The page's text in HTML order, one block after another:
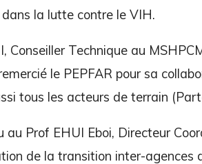
la lutte contre le VIH.
Conseiller Technique au
le PEPFAR pour sa
tous les acteurs de terrain
au Prof EHUI Eboi, Directeur
de la transition inter-agences